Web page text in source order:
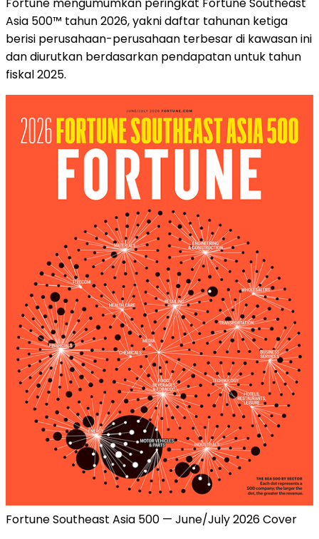
Asia 500™ tahun 2026, yakni daftar tahunan ketiga
berisi perusahaan-perusahaan terbesar di kawasan ini
dan diurutkan berdasarkan pendapatan untuk tahun
fiskal 2025.
Fortune Southeast Asia 500 — June/July 2026 Cover